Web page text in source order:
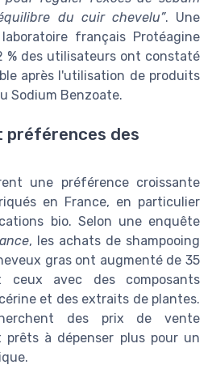
du cuir chevelu”. Une
français Protéagine
% des utilisateurs ont constaté
après l'utilisation de produits
Sodium Benzoate.
préférences des
une préférence croissante
en France, en particulier
bio. Selon une enquête
, les achats de shampooing
gras ont augmenté de 35
avec des composants
et des extraits de plantes.
des prix de vente
à dépenser plus pour un